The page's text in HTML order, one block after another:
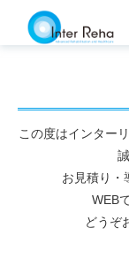
この度はインター
お見積り・
WEB
どうぞ